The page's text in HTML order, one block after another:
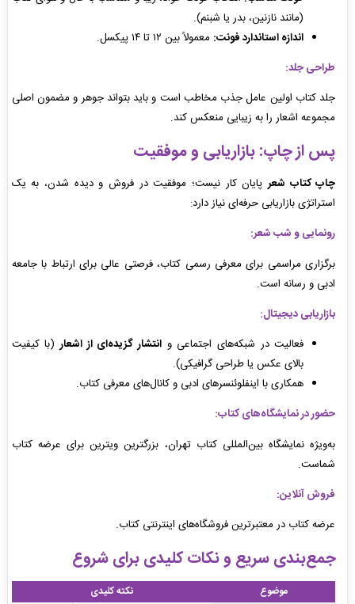
(مانند نازنین، بدر یا شبنم).
اندازه استاندارد فونت: معمولاً بین ۱۲ تا ۱۴ پیکسل.
طراحی جلد:
جلد کتاب اولین عامل جذب مخاطب است و باید بتواند جوهر و مضمون اصلی
مجموعه اشعار را به زیبایی منعکس کند.
پس از چاپ: بازاریابی و موفقیت
چاپ کتاب شعرپایان کار نیست؛ موفقیت در فروش و دیده شدن، به یک
استراتژی بازاریابی حرفه‌ای نیاز دارد:
رونمایی و شب شعر:
برگزاری مراسمی برای معرفی رسمی کتاب، فرصتی عالی برای ارتباط با جامعه
ادبی و رسانه است.
بازاریابی دیجیتال:
فعالیت در شبکه‌های اجتماعی و انتشار گزیده‌ای از اشعار(با کیفیت
بالای عکس یا طراحی گرافیکی).
همکاری با اینفلوئنسرهای ادبی و کانال‌های معرفی کتاب.
حضور در نمایشگاه‌های کتاب:
به‌ویژه نمایشگاه بین‌المللی کتاب تهران، بزرگترین ویترین برای عرضه کتاب
شماست.
فروش آنلاین:
عرضه کتاب در معتبرترین فروشگاه‌های اینترنتی کتاب.
جمع‌بندی سریع و نکات کلیدی برای شروع
موضوع
نکته کلیدی